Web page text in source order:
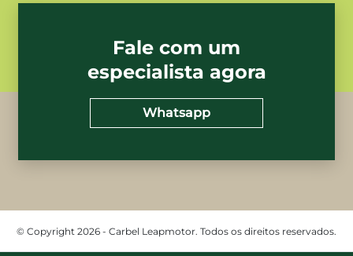
Fale com um
especialista agora
Whatsapp
© Copyright 2026 - Carbel Leapmotor. Todos os direitos reservados.